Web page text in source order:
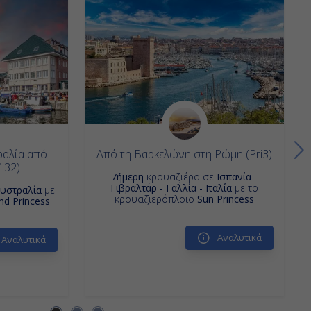
από
με
Princess
Από τη Βαρκελώνη στη Ρώμη (Pri3)
7ήμερη κρουαζιέρα σε Ισπανία -
Γιβραλτάρ - Γαλλία - Ιταλία με το
κρουαζιερόπλοιο Sun Princess
Αναλυτικά